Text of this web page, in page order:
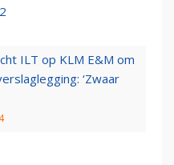
ILT op KLM E&M om
‘Zwaar